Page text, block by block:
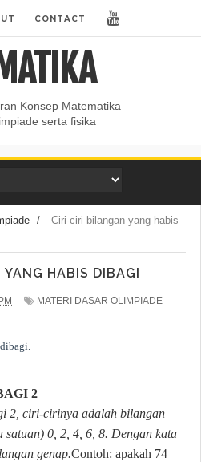
CONTACT
Konsep Matematika
serta fisika
/
Ciri-ciri bilangan yang habis
HABIS DIBAGI
MATERI DASAR OLIMPIADE
2
2, ciri-cirinya adalah bilangan
0, 2, 4, 6, 8. Dengan kata
genap.Contoh: apakah 74